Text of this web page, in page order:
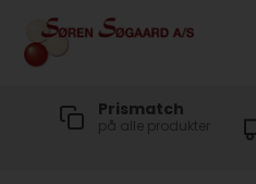
Prismatch
på alle produkter